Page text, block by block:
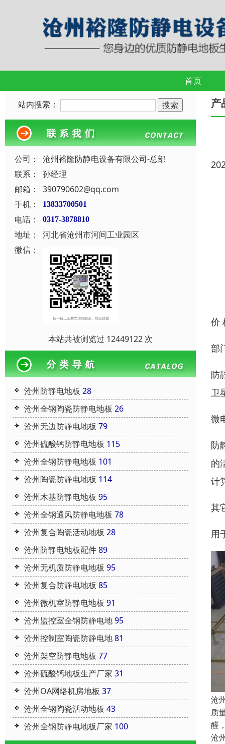
首页
站内搜索：
公司：
沧州裕隆防静电设备有限公司-总部
联系：
孙经理
邮箱：
390790602@qq.com
手机：
13833700501
电话： 0317-3878810
地址：
河北省沧州市河间工业园区
微信：
本站共被浏览过 12449122 次
沧州防静电地板 28
沧州全钢陶瓷防静电地板 26
沧州无边防静电地板 79
沧州硫酸钙防静电地板 115
沧州全钢防静电地板 101
沧州陶瓷防静电地板 114
沧州木基防静电地板 95
沧州全钢通风防静电地板 78
沧州复合陶瓷活动地板 28
沧州防静电地板配件89
沧州无机质防静电地板 95
沧州复合防静电地板 85
沧州微机室防静电地板 91
沧州监控室全钢防静电地95
沧州控制室陶瓷防静电地81
沧州架空防静电地板 77
沧州硫酸钙地板生产厂家 31
沧州OA网络机房地板 37
沧州全钢陶瓷活动地板 43
沧州全钢防静电地板厂家 100
产
价
部
防
卫
微
防
的
计
其
用
沧
质
醛
沧